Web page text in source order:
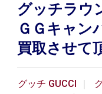
グッチラ
ＧＧキャン
買取させて
グッチ GUCCI